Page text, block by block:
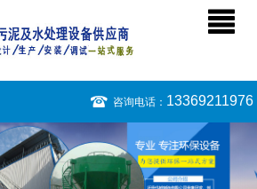
咨询电话： 13369211976